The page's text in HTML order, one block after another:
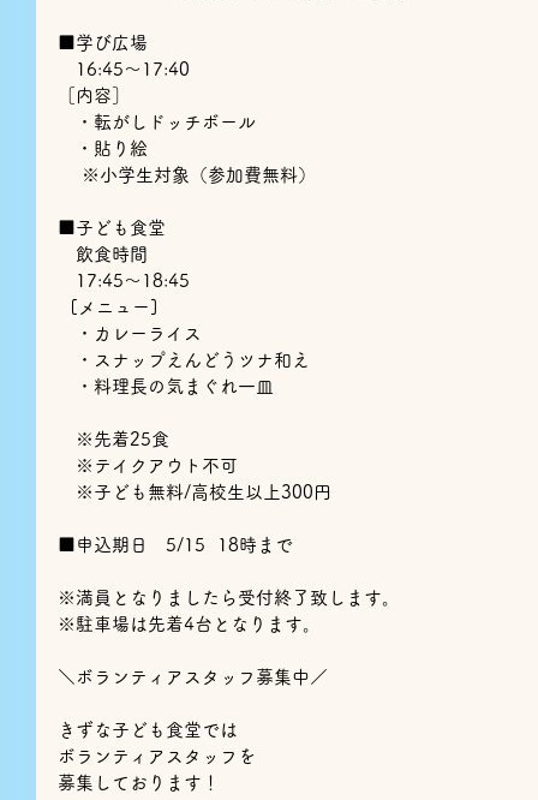
■学び広場
16:45〜17:40
［内容］
・転がしドッチボール
   ・貼り絵
    ※小学生対象（参加費無料）
■子ども食堂
飲食時間
17:45〜18:45
  [メニュー]
・カレーライス
・スナップえんどうツナ和え
・料理長の気まぐれ一皿
※先着25食
※テイクアウト不可
※子ども無料/高校生以上300円
■申込期日　5/15  18時まで
※満員となりましたら受付終了致します。
※駐車場は先着4台となります。
＼ボランティアスタッフ募集中／
きずな子ども食堂では
ボランティアスタッフを
募集しております！